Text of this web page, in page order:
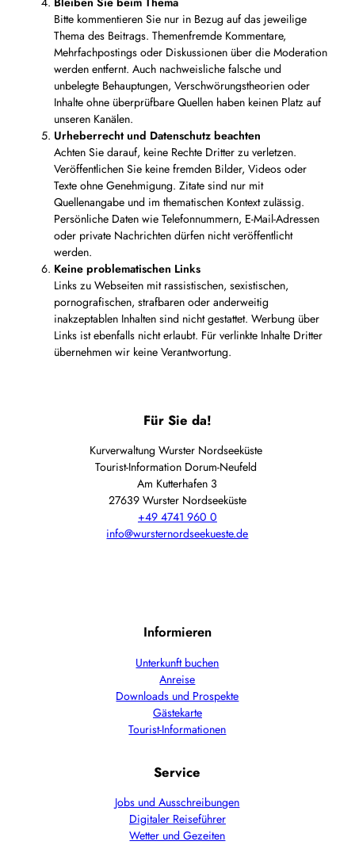
Bitte kommentieren Sie nur in Bezug auf das jeweilige
Thema des Beitrags. Themenfremde Kommentare,
Mehrfachpostings oder Diskussionen über die Moderation
werden entfernt. Auch nachweisliche falsche und
unbelegte Behauptungen, Verschwörungstheorien oder
Inhalte ohne überprüfbare Quellen haben keinen Platz auf
unseren Kanälen.
Urheberrecht und Datenschutz beachten
Achten Sie darauf, keine Rechte Dritter zu verletzen.
Veröffentlichen Sie keine fremden Bilder, Videos oder
Texte ohne Genehmigung. Zitate sind nur mit
Quellenangabe und im thematischen Kontext zulässig.
Persönliche Daten wie Telefonnummern, E-Mail-Adressen
oder private Nachrichten dürfen nicht veröffentlicht
werden.
Keine problematischen Links
Links zu Webseiten mit rassistischen, sexistischen,
pornografischen, strafbaren oder anderweitig
inakzeptablen Inhalten sind nicht gestattet. Werbung über
Links ist ebenfalls nicht erlaubt. Für verlinkte Inhalte Dritter
übernehmen wir keine Verantwortung.
Für Sie da!
Kurverwaltung Wurster Nordseeküste
Tourist-Information Dorum-Neufeld
Am Kutterhafen 3
27639 Wurster Nordseeküste
+49 4741 960 0
info@wursternordseekueste.de
Informieren
Unterkunft buchen
Anreise
Downloads und Prospekte
Gästekarte
Tourist-Informationen
Service
Jobs und Ausschreibungen
Digitaler Reiseführer
Wetter und Gezeiten